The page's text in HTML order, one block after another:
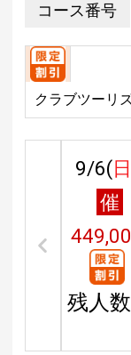
コース番号
クラブツーリ
9/6(
催
円
残人数